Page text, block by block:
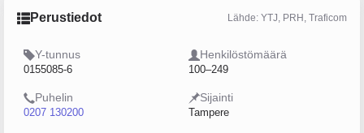
Perustiedot Lähde: YTJ, PRH, Traficom
Y-tunnus
0155085-6
Henkilöstömäärä
100–249
Puhelin
0207 130200
Sijainti
Tampere